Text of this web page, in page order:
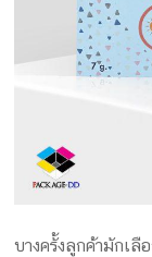
บางครั้งลูกค้ามักเ